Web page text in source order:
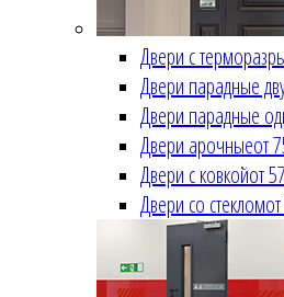
Двери с
Двери парадные
Двери парадные
Двери арочныеот
Двери с ковкойот
Двери со стеклом